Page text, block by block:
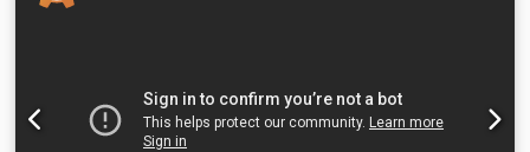
Dcjdpfxjxuu Iio Afkok